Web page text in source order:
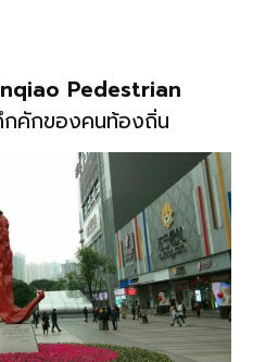
Pedestrian
คักของคนท้องถิ่น